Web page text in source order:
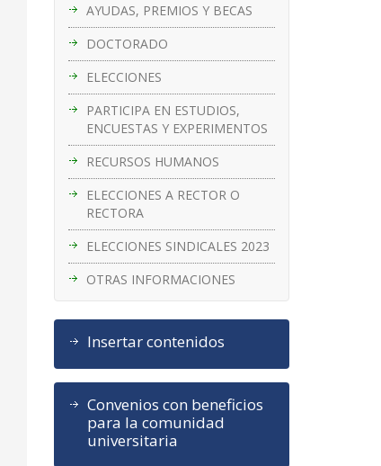
AYUDAS, PREMIOS Y BECAS
DOCTORADO
ELECCIONES
PARTICIPA EN ESTUDIOS,
ENCUESTAS Y EXPERIMENTOS
RECURSOS HUMANOS
ELECCIONES A RECTOR O
RECTORA
ELECCIONES SINDICALES 2023
OTRAS INFORMACIONES
Insertar contenidos
Convenios con beneficios
para la comunidad
universitaria